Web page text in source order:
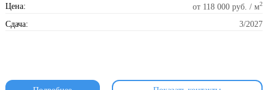
Цена: от 118 000 руб. / м2
Сдача: 3/2027